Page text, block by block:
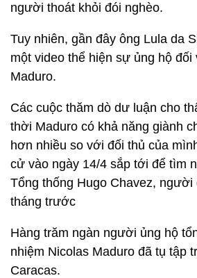
người thoát khỏi đói nghèo.
Tuy nhiên, gần đây ông Lula da
một video thể hiện sự ủng hộ đối
Maduro.
Các cuộc thăm dò dư luận cho
thời Maduro có khả năng giành
hơn nhiều so với đối thủ của
cử vào ngày 14/4 sắp tới để tìm
Tổng thống Hugo Chavez, người
tháng trước
Hàng trăm ngàn người ủng hộ
nhiệm Nicolas Maduro đã tụ tập
Caracas.